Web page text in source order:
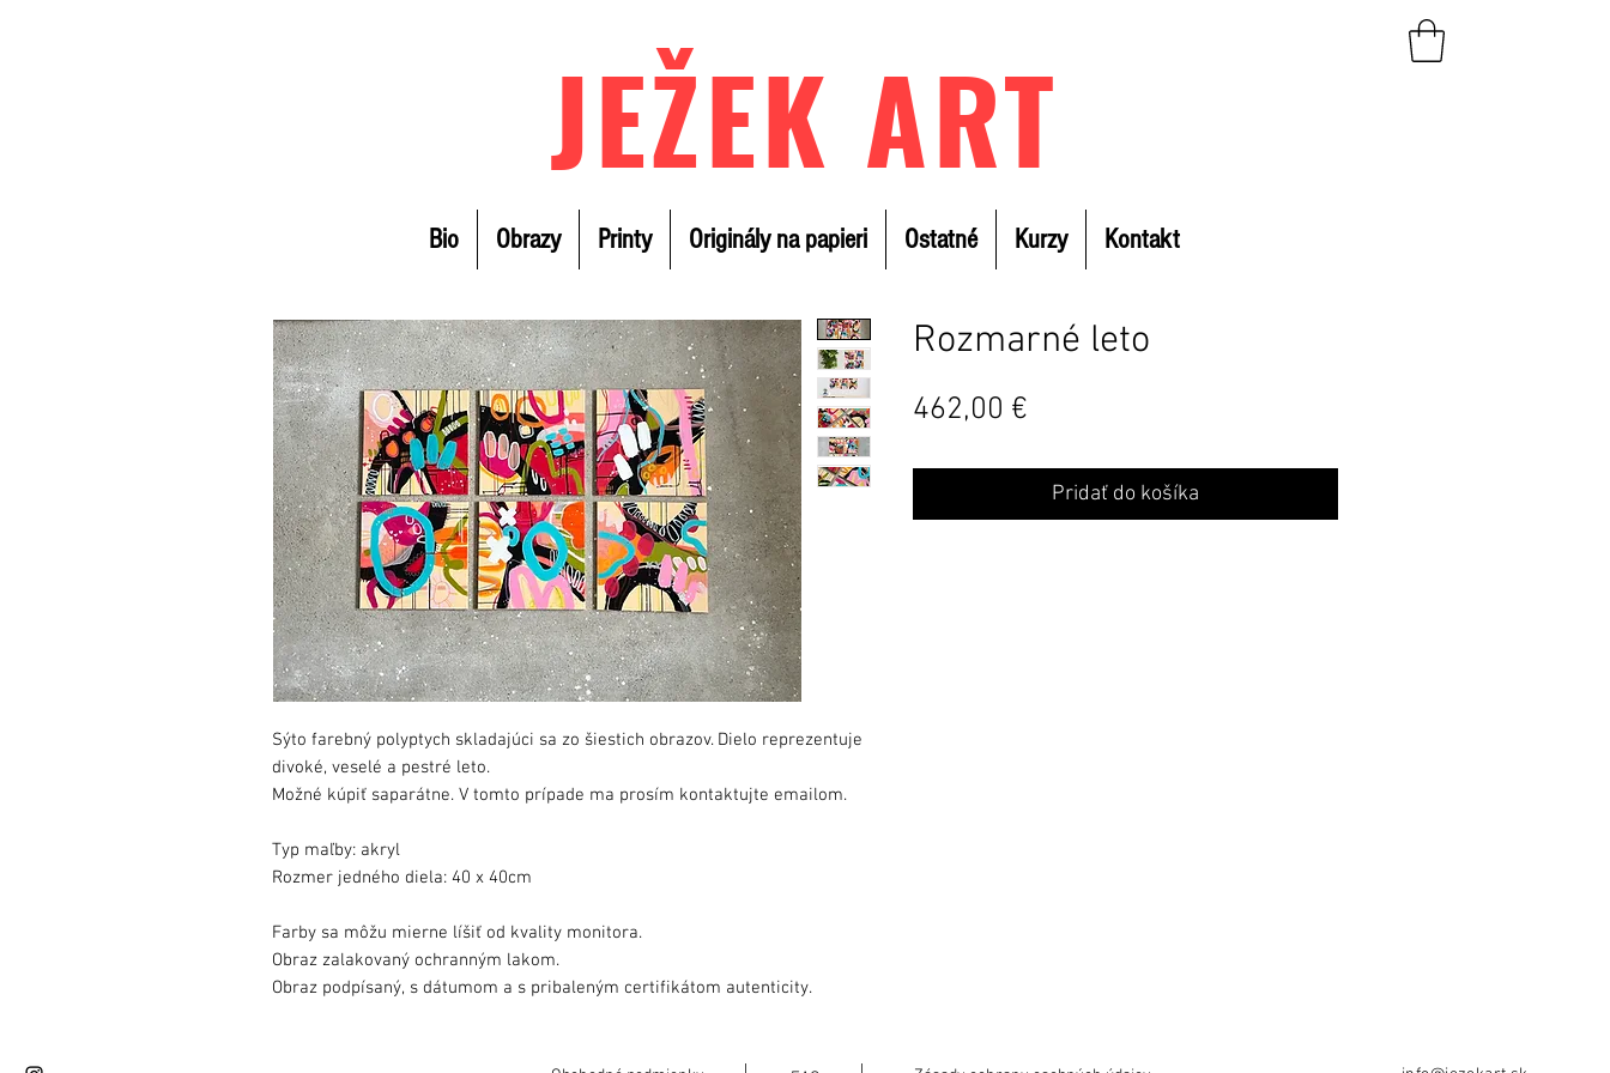
JEŽEK ART
Bio Obrazy Printy Originály na papieri Ostatné Kurzy Kontakt
Sýto farebný polyptych skladajúci sa zo šiestich obrazov. Dielo reprezentuje
divoké, veselé a pestré leto.
Možné kúpiť saparátne. V tomto prípade ma prosím kontaktujte emailom.
Typ maľby: akryl
Rozmer jedného diela: 40 x 40cm
Farby sa môžu mierne líšiť od kvality monitora.
Obraz zalakovaný ochranným lakom.
Obraz podpísaný, s dátumom a s pribaleným certifikátom autenticity.
Rozmarné leto
462,00 €
Pridať do košíka